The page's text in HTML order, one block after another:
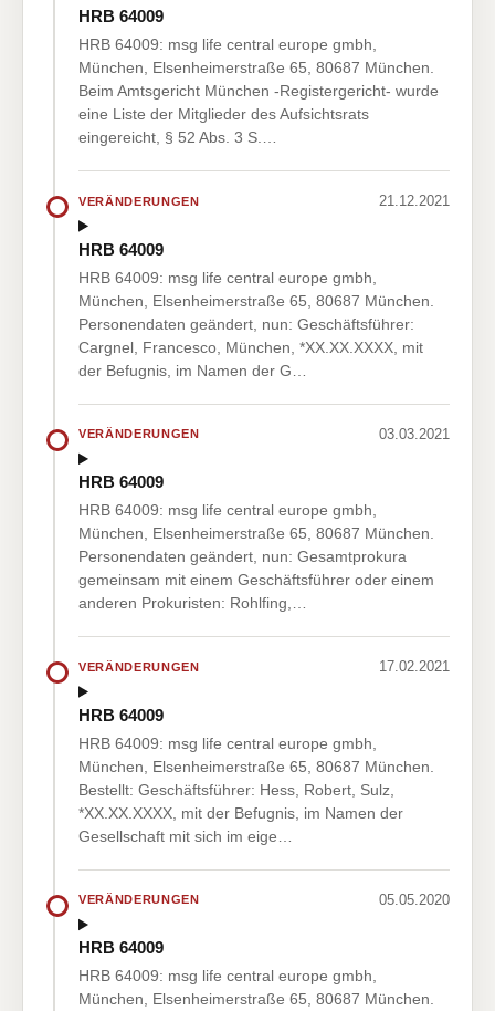
HRB 64009
HRB 64009: msg life central europe gmbh,
München, Elsenheimerstraße 65, 80687 München.
Beim Amtsgericht München -Registergericht- wurde
eine Liste der Mitglieder des Aufsichtsrats
eingereicht, § 52 Abs. 3 S.…
VERÄNDERUNGEN 21.12.2021
HRB 64009
HRB 64009: msg life central europe gmbh,
München, Elsenheimerstraße 65, 80687 München.
Personendaten geändert, nun: Geschäftsführer:
Cargnel, Francesco, München, *XX.XX.XXXX, mit
der Befugnis, im Namen der G…
VERÄNDERUNGEN 03.03.2021
HRB 64009
HRB 64009: msg life central europe gmbh,
München, Elsenheimerstraße 65, 80687 München.
Personendaten geändert, nun: Gesamtprokura
gemeinsam mit einem Geschäftsführer oder einem
anderen Prokuristen: Rohlfing,…
VERÄNDERUNGEN 17.02.2021
HRB 64009
HRB 64009: msg life central europe gmbh,
München, Elsenheimerstraße 65, 80687 München.
Bestellt: Geschäftsführer: Hess, Robert, Sulz,
*XX.XX.XXXX, mit der Befugnis, im Namen der
Gesellschaft mit sich im eige…
VERÄNDERUNGEN 05.05.2020
HRB 64009
HRB 64009: msg life central europe gmbh,
München, Elsenheimerstraße 65, 80687 München.